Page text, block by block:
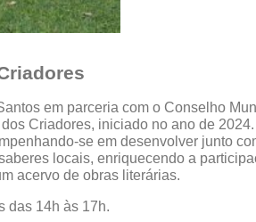
em parceria com o Conselho
Criadores, iniciado no ano de
se em desenvolver junto
locais, enriquecendo a
acervo de obras literárias.
das 14h às 17h.